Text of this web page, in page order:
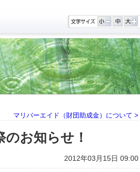
マリバーエイド（財団助成金）について >
お知らせ！
2012年03月15日 09:00